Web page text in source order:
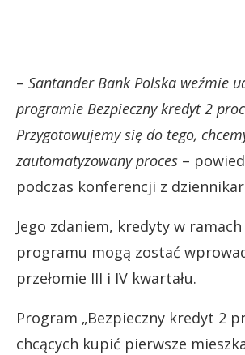
– Santander Bank Polska weźmie
programie Bezpieczny kredyt 2
Przygotowujemy się do tego,
zautomatyzowany proces –
podczas konferencji z
Jego zdaniem, kredyty w
programu mogą zostać
przełomie III i IV kwartału.
Program „Bezpieczny kredyt 2
chcących kupić pierwsze